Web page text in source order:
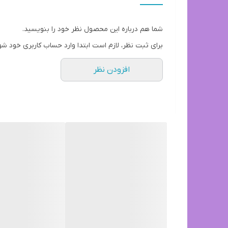
شما هم درباره این محصول نظر خود را بنویسید.
برای ثبت نظر، لازم است ابتدا وارد حساب کاربری خود
افزودن نظر